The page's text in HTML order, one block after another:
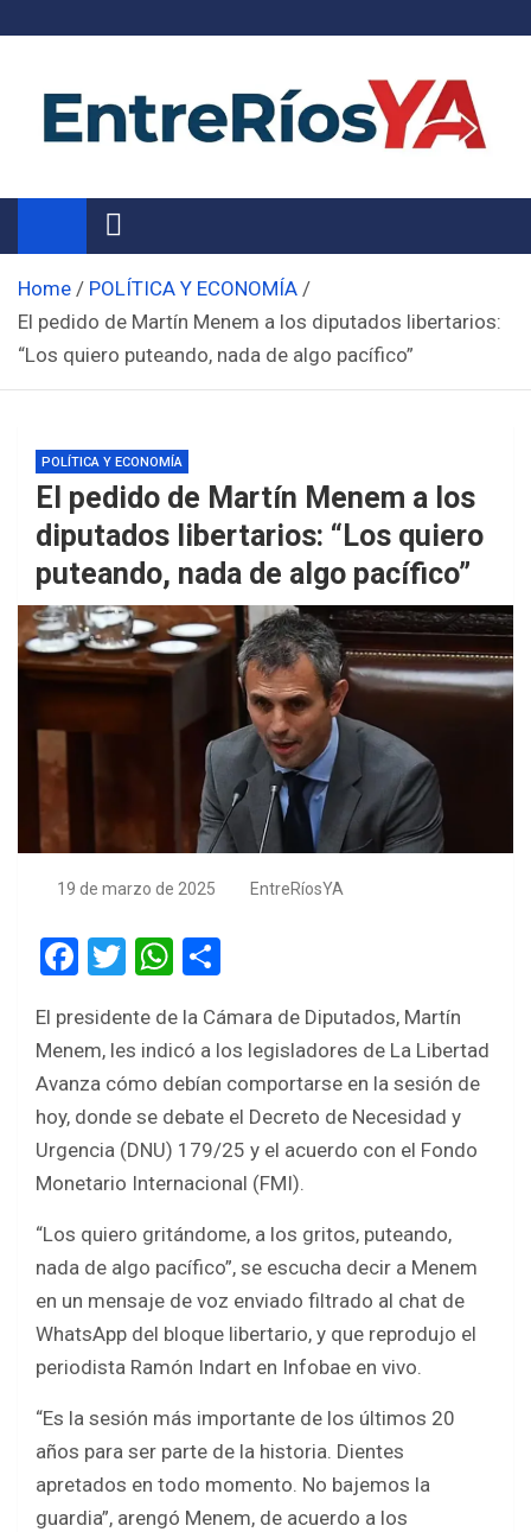
Noticias de Entre Ríos
Información de toda la provincia ahora
Home
POLÍTICA Y ECONOMÍA
El pedido de Martín Menem a los diputados libertarios:
“Los quiero puteando, nada de algo pacífico”
POLÍTICA Y ECONOMÍA
El pedido de Martín Menem a los
diputados libertarios: “Los quiero
puteando, nada de algo pacífico”
19 de marzo de 2025 EntreRíosYA
F
ce
b
o
o
k
T
tt
er
W
at
s
A
p
p
ar
e
El presidente de la Cámara de Diputados, Martín
Menem, les indicó a los legisladores de La Libertad
Avanza cómo debían comportarse en la sesión de
hoy, donde se debate el Decreto de Necesidad y
Urgencia (DNU) 179/25 y el acuerdo con el Fondo
Monetario Internacional (FMI).
“Los quiero gritándome, a los gritos, puteando,
nada de algo pacífico”, se escucha decir a Menem
en un mensaje de voz enviado filtrado al chat de
WhatsApp del bloque libertario, y que reprodujo el
periodista Ramón Indart en Infobae en vivo.
“Es la sesión más importante de los últimos 20
años para ser parte de la historia. Dientes
apretados en todo momento. No bajemos la
guardia”, arengó Menem, de acuerdo a los